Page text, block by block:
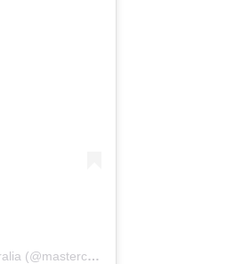
Η δημοσίευση κοινοποιήθηκε από το χρήστη MasterChef Australia (@masterchefau)